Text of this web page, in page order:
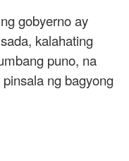
gobyerno ay
kalahating
puno, na
ng bagyong